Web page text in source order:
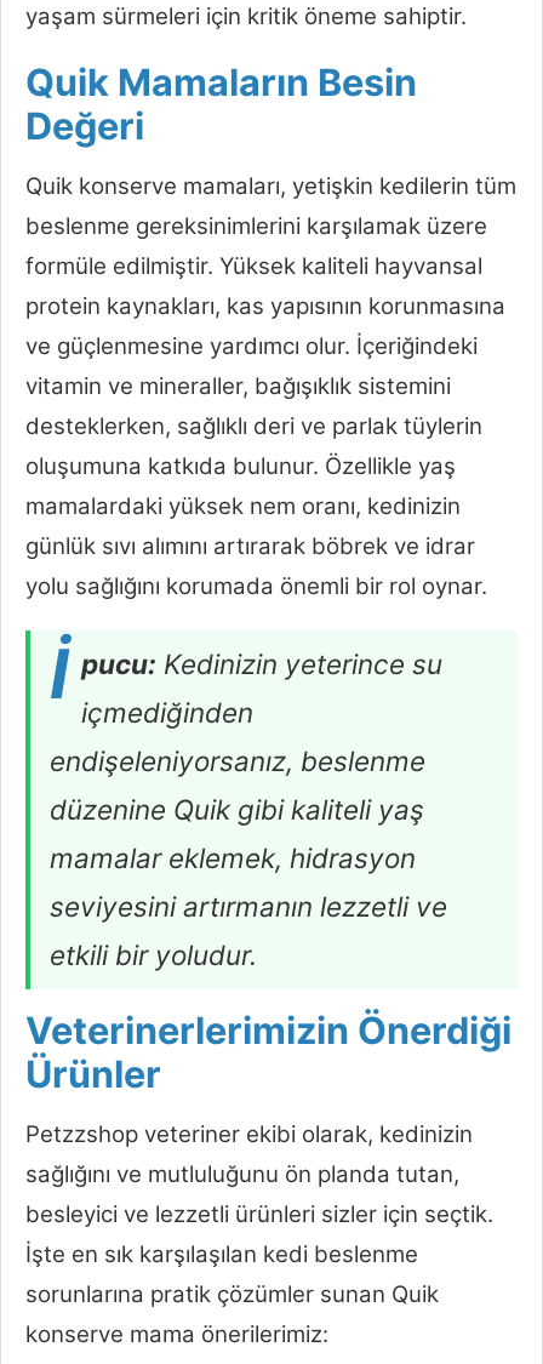
yaşam sürmeleri için kritik öneme sahiptir.
Quik Mamaların Besin
Değeri
Quik konserve mamaları, yetişkin kedilerin tüm
beslenme gereksinimlerini karşılamak üzere
formüle edilmiştir. Yüksek kaliteli hayvansal
protein kaynakları, kas yapısının korunmasına
ve güçlenmesine yardımcı olur. İçeriğindeki
vitamin ve mineraller, bağışıklık sistemini
desteklerken, sağlıklı deri ve parlak tüylerin
oluşumuna katkıda bulunur. Özellikle yaş
mamalardaki yüksek nem oranı, kedinizin
günlük sıvı alımını artırarak böbrek ve idrar
yolu sağlığını korumada önemli bir rol oynar.
İ pucu: Kedinizin yeterince su
içmediğinden
endişeleniyorsanız, beslenme
düzenine Quik gibi kaliteli yaş
mamalar eklemek, hidrasyon
seviyesini artırmanın lezzetli ve
etkili bir yoludur.
Veterinerlerimizin Önerdiği
Ürünler
Petzzshop veteriner ekibi olarak, kedinizin
sağlığını ve mutluluğunu ön planda tutan,
besleyici ve lezzetli ürünleri sizler için seçtik.
İşte en sık karşılaşılan kedi beslenme
sorunlarına pratik çözümler sunan Quik
konserve mama önerilerimiz: